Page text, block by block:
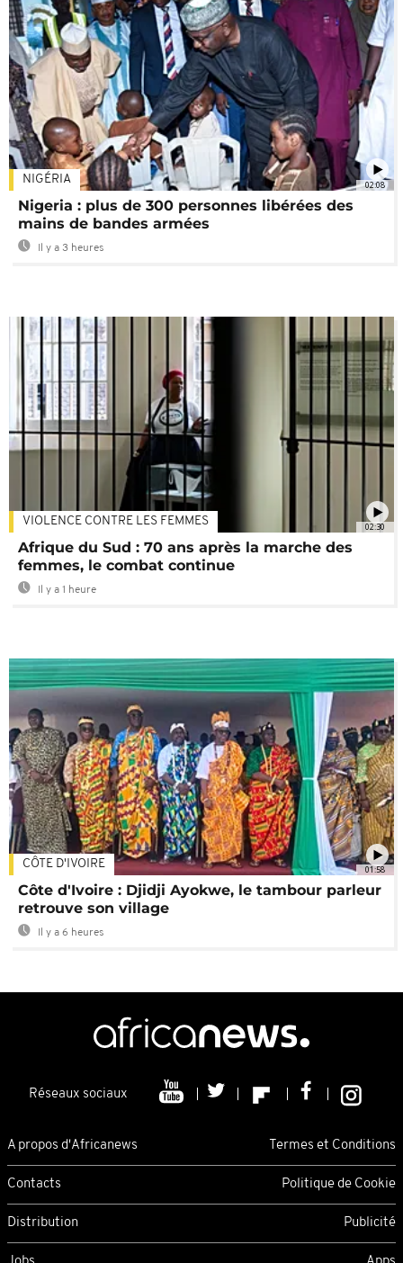
02:08
NIGÉRIA
Nigeria : plus de 300 personnes libérées des
mains de bandes armées
Il y a 3 heures
02:30
VIOLENCE CONTRE LES FEMMES
Afrique du Sud : 70 ans après la marche des
femmes, le combat continue
Il y a 1 heure
01:58
CÔTE D'IVOIRE
Côte d'Ivoire : Djidji Ayokwe, le tambour parleur
retrouve son village
Il y a 6 heures
Réseaux sociaux
A propos d'Africanews Termes et Conditions
Contacts Politique de Cookie
Distribution Publicité